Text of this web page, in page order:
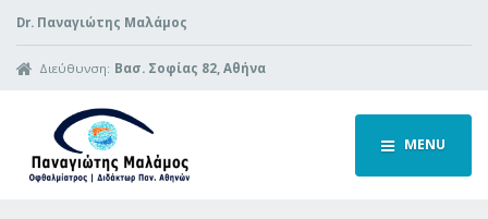
Dr. Παναγιώτης Μαλάμος
Διεύθυνση: Βασ. Σοφίας 82, Αθήνα
MENU